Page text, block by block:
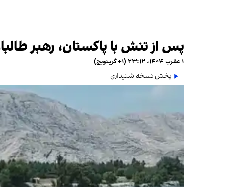
پس از تنش با پاکستان، رهبر
۱ عقرب ۱۴۰۴، ۲۳:۱۲ (‎+۱ گرینویچ)
پخش نسخه شنیداری